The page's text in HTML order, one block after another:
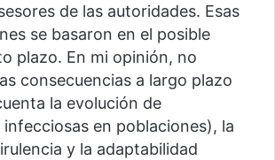
de las autoridades. Esas
se basaron en el posible
plazo. En mi opinión, no
consecuencias a largo plazo
la evolución de
en poblaciones), la
y la adaptabilidad